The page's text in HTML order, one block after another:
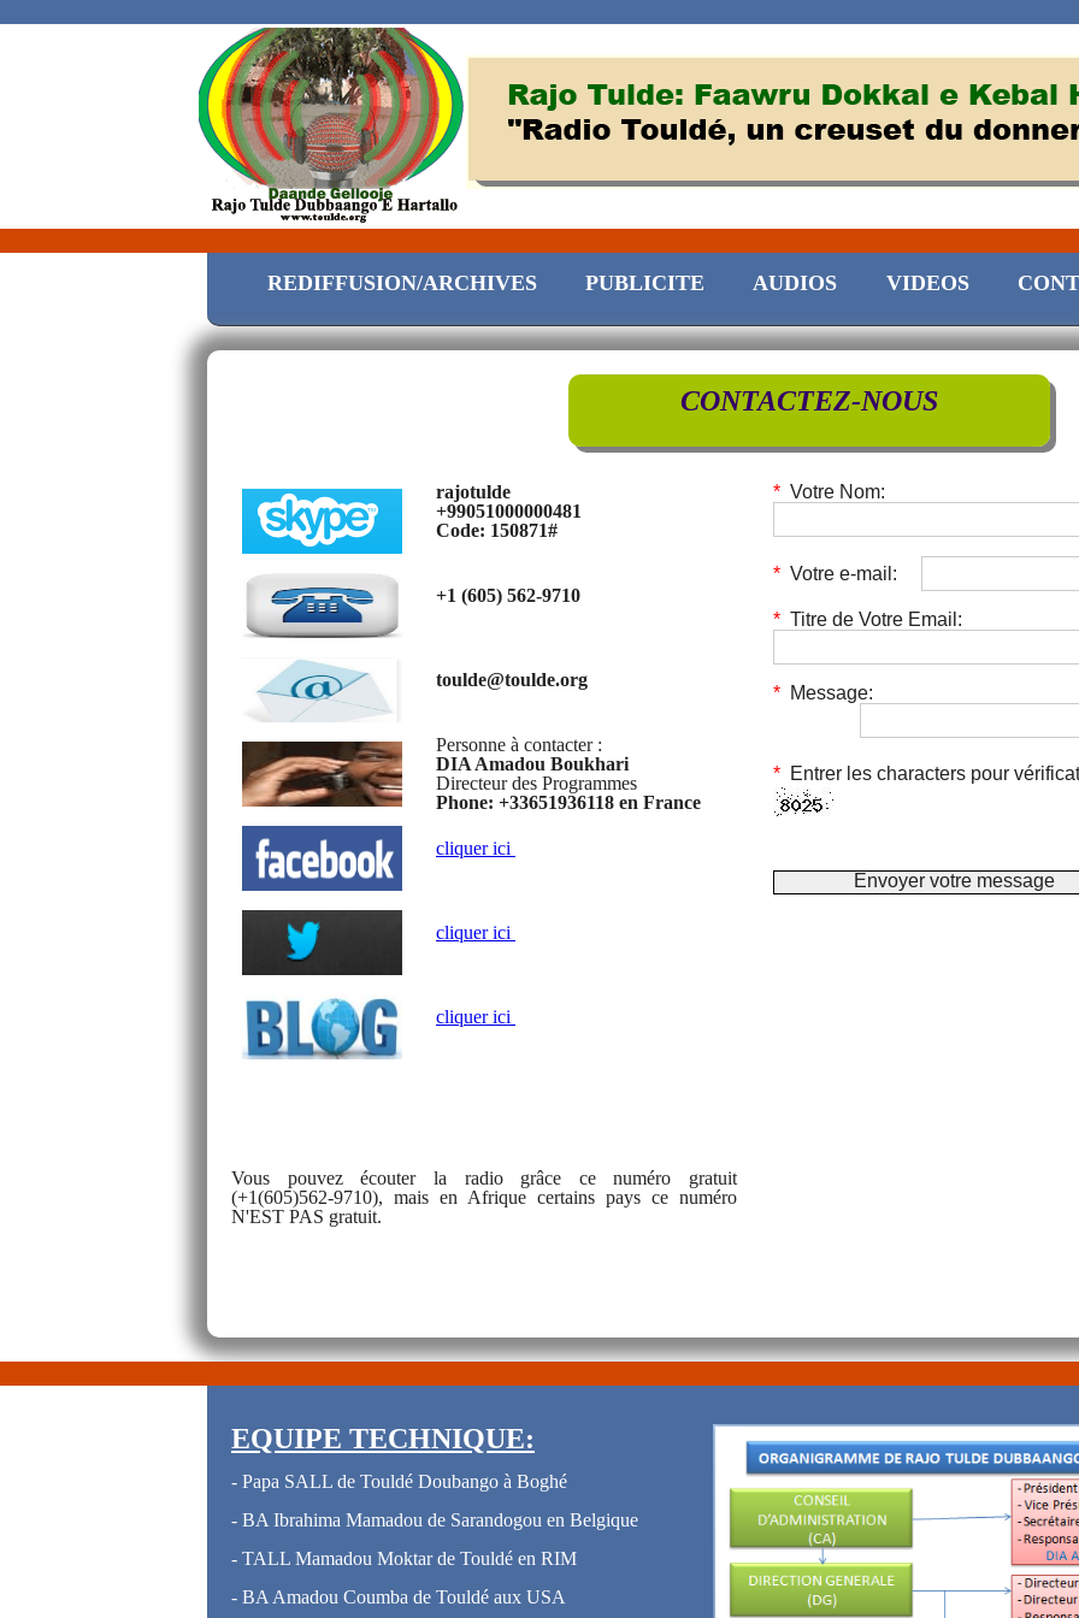
REDIFFUSION/ARCHIVES PUBLICITE AUDIOS VIDEOS
CONTACTEZ-NOUS
rajotulde
+99051000000481
Code: 150871#
+1 (605) 562-9710
toulde@toulde.org
Personne à contacter :
DIA Amadou Boukhari
Directeur des Programmes
Phone: +33651936118 en France
cliquer ici
cliquer ici
cliquer ici
Vous pouvez écouter la radio grâce ce numéro gratuit
(+1(605)562-9710), mais en Afrique certains pays ce numéro
N'EST PAS gratuit.
* Votre Nom:
* Votre e-mail:
* Titre de Votre Email:
* Message:
* Entrer les characters pour
EQUIPE TECHNIQUE:
- Papa SALL de Touldé Doubango à Boghé
- BA Ibrahima Mamadou de Sarandogou en Belgique
- TALL Mamadou Moktar de Touldé en RIM
- BA Amadou Coumba de Touldé aux USA